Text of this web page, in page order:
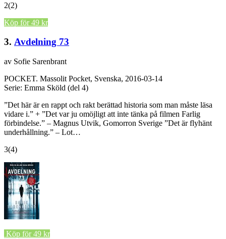
2(2)
Köp för 49 kr
3. Avdelning 73
av Sofie Sarenbrant
POCKET. Massolit Pocket, Svenska, 2016-03-14
Serie: Emma Sköld (del 4)
”Det här är en rappt och rakt berättad historia som man måste läsa
vidare i.” + ”Det var ju omöjligt att inte tänka på filmen Farlig
förbindelse.” – Magnus Utvik, Gomorron Sverige ”Det är flyhänt
underhållning.” – Lot…
3(4)
Köp för 49 kr